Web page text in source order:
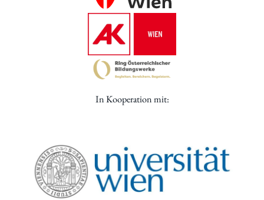
In Kooperation mit: